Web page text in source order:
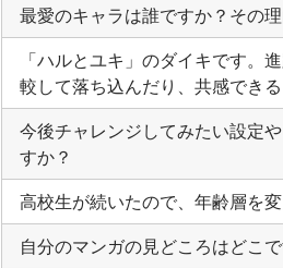
最愛のキャラは誰ですか？その理
「ハルとユキ」のダイキです。
較して落ち込んだり、共感でき
今後チャレンジしてみたい設定
すか？
高校生が続いたので、年齢層を
自分のマンガの見どころはどこ